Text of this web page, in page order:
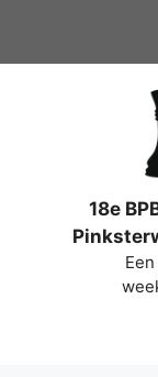
de
18e